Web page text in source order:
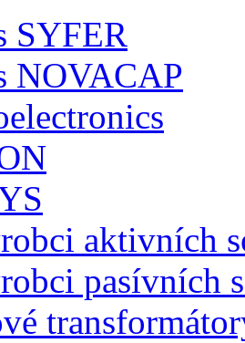
SYFER
NOVACAP
aktivních
pasívních